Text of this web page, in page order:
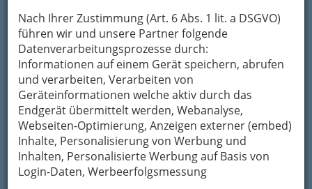
Nach Ihrer Zustimmung (Art. 6 Abs. 1 lit. a DSGVO)
führen wir und unsere Partner folgende
Datenverarbeitungsprozesse durch:
Informationen auf einem Gerät speichern, abrufen
und verarbeiten, Verarbeiten von
Geräteinformationen welche aktiv durch das
Endgerät übermittelt werden, Webanalyse,
Webseiten-Optimierung, Anzeigen externer (embed)
Inhalte, Personalisierung von Werbung und
Inhalten, Personalisierte Werbung auf Basis von
Login-Daten, Werbeerfolgsmessung
Immobilientreuhand weitergeleitet.
Mein Name
Meine Email Adresse
Mein Betreff